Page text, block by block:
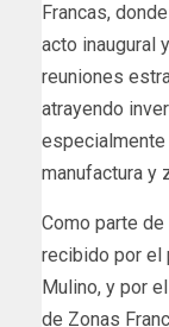
Francas,
acto inaugural
reuniones
atrayendo
manufactura y
Como parte
recibido por el
Mulino, y por
de Zonas